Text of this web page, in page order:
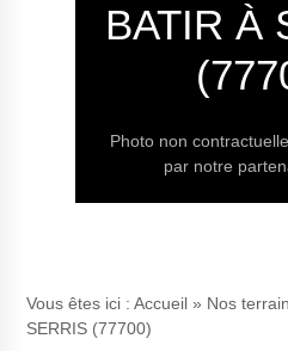
BATIR À
Photo non
par notre
Vous êtes ici :Accueil » Nos
SERRIS (77700)